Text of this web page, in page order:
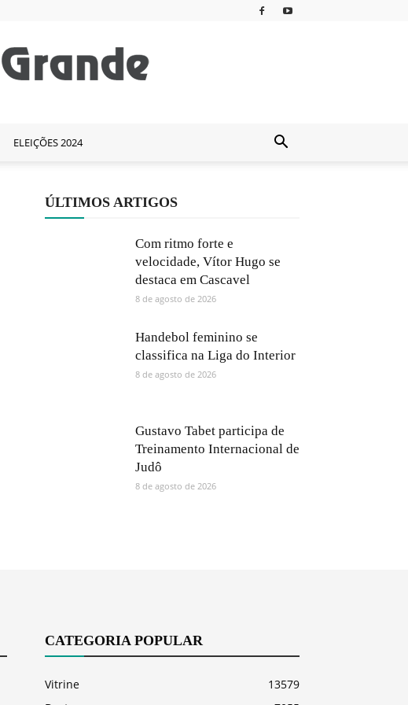
ELEIÇÕES 2024
ÚLTIMOS ARTIGOS
Com ritmo forte e
velocidade, Vítor Hugo se
destaca em Cascavel
8 de agosto de 2026
Handebol feminino se
classifica na Liga do Interior
8 de agosto de 2026
Gustavo Tabet participa de
Treinamento Internacional de
Judô
8 de agosto de 2026
CATEGORIA POPULAR
Vitrine
13579